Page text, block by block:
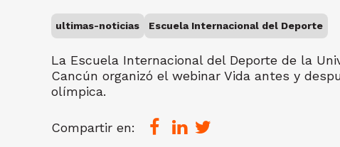
ultimas-noticias Escuela Internacional del Deporte
La Escuela Internacional del Deporte de la
Cancún organizó el webinar Vida antes y
olímpica.
Compartir en: